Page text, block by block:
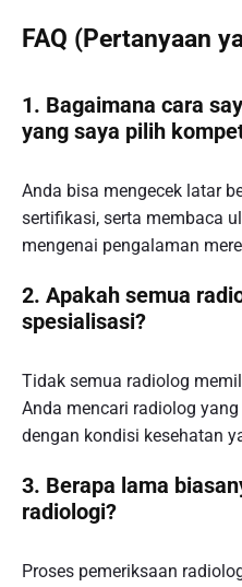
FAQ (Pertanyaan
1. Bagaimana cara
yang saya pilih
Anda bisa mengecek latar
sertifikasi, serta membaca
mengenai pengalaman
2. Apakah semua
spesialisasi?
Tidak semua radiolog
Anda mencari radiolog
dengan kondisi kesehatan
3. Berapa lama
radiologi?
Proses pemeriksaan